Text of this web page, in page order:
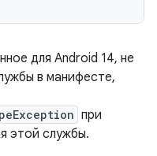
для Android 14, не
в манифесте,
при
этой службы.